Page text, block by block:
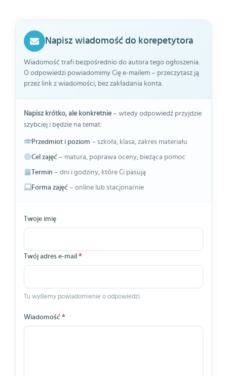
Napisz wiadomość do korepetytora
Wiadomość trafi bezpośrednio do autora tego ogłoszenia.
O odpowiedzi powiadomimy Cię e-mailem – przeczytasz ją
przez link z wiadomości, bez zakładania konta.
Napisz krótko, ale konkretnie– wtedy odpowiedź przyjdzie
szybciej i będzie na temat:
Przedmiot i poziom – szkoła, klasa, zakres materiału
Cel zajęć – matura, poprawa oceny, bieżąca pomoc
Termin – dni i godziny, które Ci pasują
Forma zajęć – online lub stacjonarnie
Twoje imię
Twój adres e-mail *
Tu wyślemy powiadomienie o odpowiedzi.
Wiadomość *